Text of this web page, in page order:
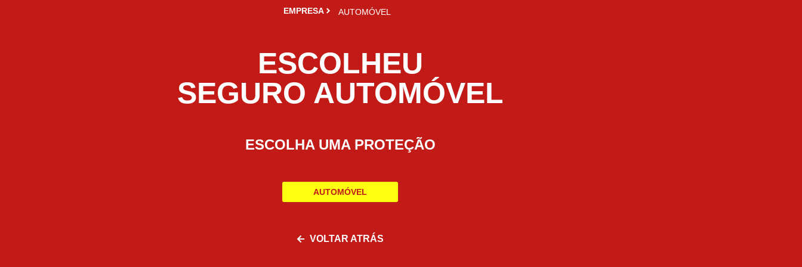
EMPRESA AUTOMÓVEL
ESCOLHEU
SEGURO AUTOMÓVEL
ESCOLHA UMA PROTEÇÃO
AUTOMÓVEL
VOLTAR ATRÁS